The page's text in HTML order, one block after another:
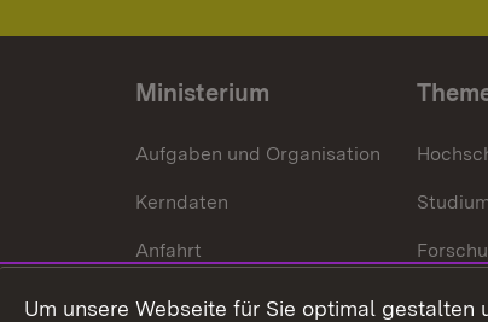
Ministerium
Aufgaben und Organisation
Kerndaten
Anfahrt
Um unsere Webseite für Sie optimal gestalten